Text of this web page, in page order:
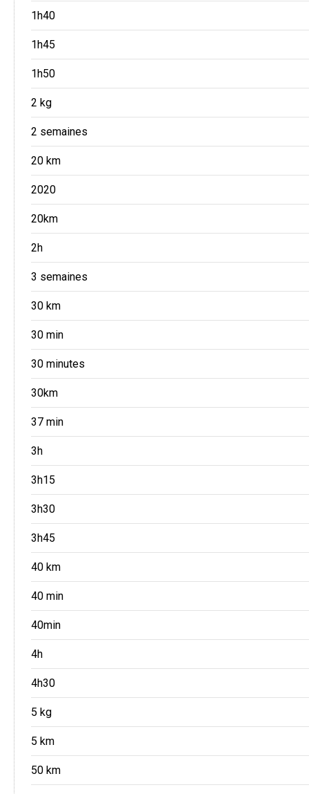
1h40
1h45
1h50
2 kg
2 semaines
20 km
2020
20km
2h
3 semaines
30 km
30 min
30 minutes
30km
37 min
3h
3h15
3h30
3h45
40 km
40 min
40min
4h
4h30
5 kg
5 km
50 km